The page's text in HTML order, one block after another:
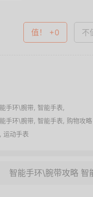
值！ +0 不
手环\腕带 智能手表
手环\腕带 智能手表
购物攻略
运动手表
智能手环\腕带攻略 智